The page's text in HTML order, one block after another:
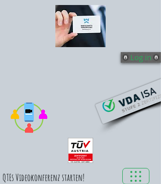
Log in
QTEs Videokonferenz starten!